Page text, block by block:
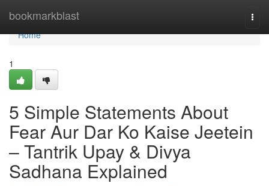
bookmarkblast
Home
Home
1
5 Simple Statements About
Fear Aur Dar Ko Kaise Jeetein
– Tantrik Upay & Divya
Sadhana Explained